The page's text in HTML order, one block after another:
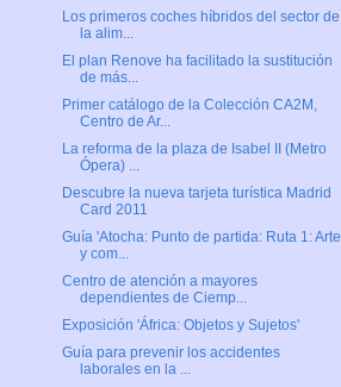
Los primeros coches híbridos del sector de
la alim...
El plan Renove ha facilitado la sustitución
de más...
Primer catálogo de la Colección CA2M,
Centro de Ar...
La reforma de la plaza de Isabel II (Metro
Ópera) ...
Descubre la nueva tarjeta turística Madrid
Card 2011
Guía 'Atocha: Punto de partida: Ruta 1: Arte
y com...
Centro de atención a mayores
dependientes de Ciemp...
Exposición 'África: Objetos y Sujetos'
Guía para prevenir los accidentes
laborales en la ...